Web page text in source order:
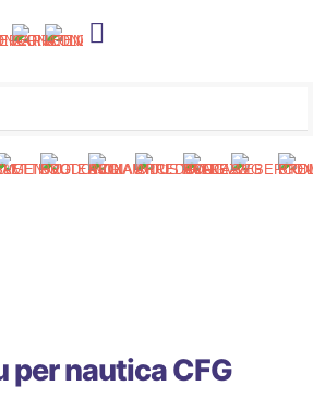
per nautica CFG